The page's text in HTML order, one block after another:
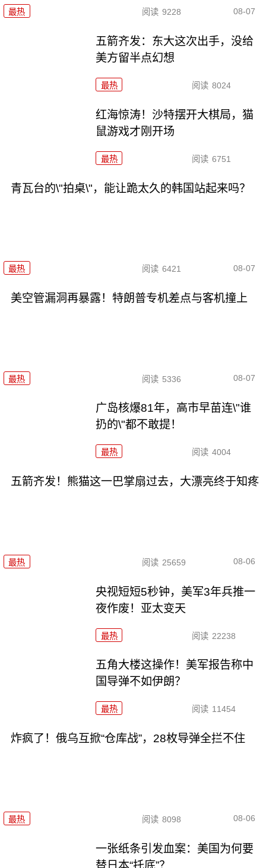
最热 阅读 9228 08-07
五箭齐发：东大这次出手，没给
美方留半点幻想
最热 阅读 8024
红海惊涛！沙特摆开大棋局，猫
鼠游戏才刚开场
最热 阅读 6751
青瓦台的\"拍桌\"，能让跪太久的韩国站起来吗？
最热 阅读 6421 08-07
美空管漏洞再暴露！特朗普专机差点与客机撞上
最热 阅读 5336 08-07
广岛核爆81年，高市早苗连\"谁
扔的\"都不敢提！
最热 阅读 4004
五箭齐发！熊猫这一巴掌扇过去，大漂亮终于知疼
最热 阅读 25659 08-06
央视短短5秒钟，美军3年兵推一
夜作废！亚太变天
最热 阅读 22238
五角大楼这操作！美军报告称中
国导弹不如伊朗？
最热 阅读 11454
炸疯了！俄乌互掀“仓库战”，28枚导弹全拦不住
最热 阅读 8098 08-06
一张纸条引发血案：美国为何要
替日本“托底”？